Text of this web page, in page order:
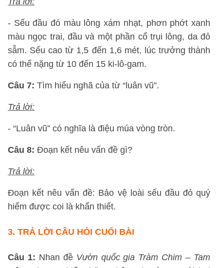
- Sếu đầu đó màu lông xám nhạt, phơn phớt xanh
màu ngọc trai, đầu và một phần cổ trụi lông, da đỏ
sẫm. Sếu cao từ 1,5 đến 1,6 mét, lúc trưởng thành
có thể nặng từ 10 đến 15 ki-lô-gam.
Câu 7: Tìm hiểu nghã của từ “luân vũ”.
Trả lời:
- “Luân vũ” có nghĩa là điệu múa vòng tròn.
Câu 8: Đoạn kết nêu vấn đề gì?
Trả lời:
Đoạn kết nêu vấn đề: Bảo vệ loài sếu đầu đỏ quý
hiếm được coi là khẩn thiết.
3. TRẢ LỜI CÂU HỎI CUỐI BÀI
Câu 1: Nhan đề Vườn quốc gia Tràm Chim – Tam